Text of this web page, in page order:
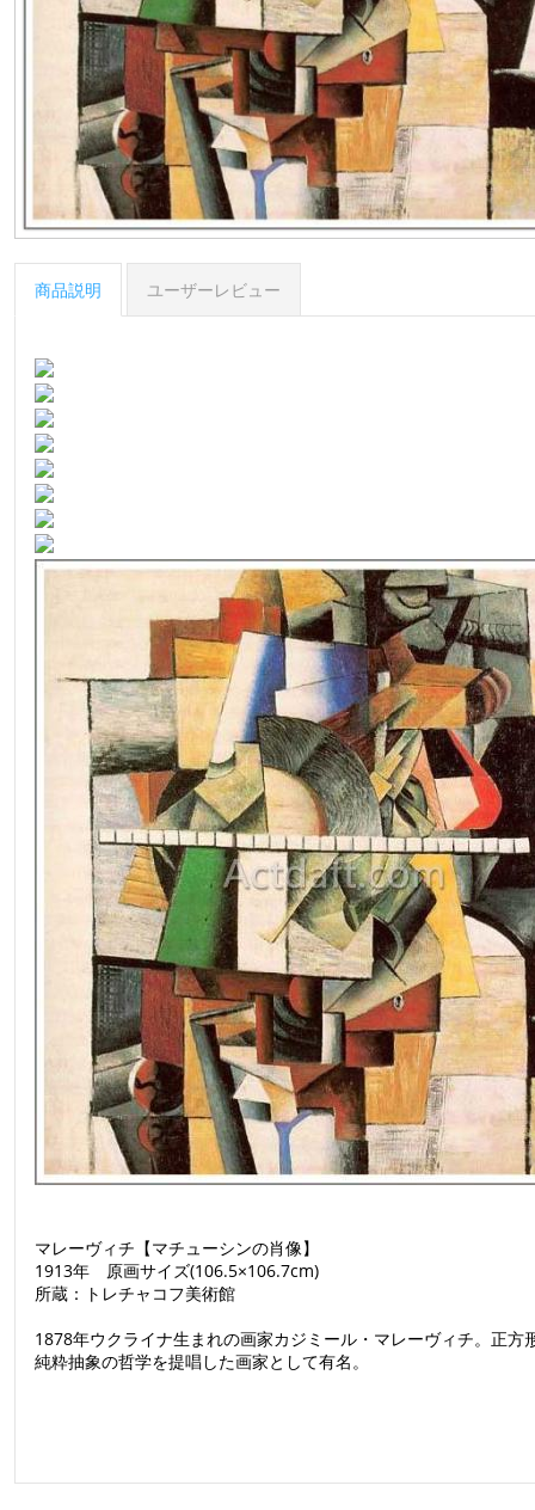
商品説明 ユーザーレビュー
マレーヴィチ【マチューシンの肖像】
1913年 原画サイズ(106.5×106.7cm)
所蔵：トレチャコフ美術館
1878年ウクライナ生まれの画家カジミール・マレーヴィチ。正
純粋抽象の哲学を提唱した画家として有名。